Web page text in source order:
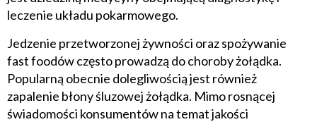
leczenie układu pokarmowego.
Jedzenie przetworzonej żywności oraz spożywanie
fast foodów często prowadzą do choroby żołądka.
Popularną obecnie dolegliwością jest również
zapalenie błony śluzowej żołądka. Mimo rosnącej
świadomości konsumentów na temat jakości